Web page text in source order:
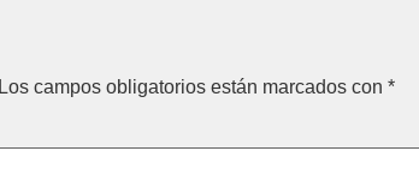
Los campos obligatorios están marcados con *